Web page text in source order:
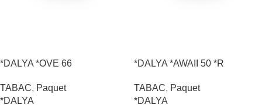
*DALYA *OVE 66
TABAC, Paquet
*DALYA
*DALYA *AWAII 50 *R
TABAC, Paquet
*DALYA